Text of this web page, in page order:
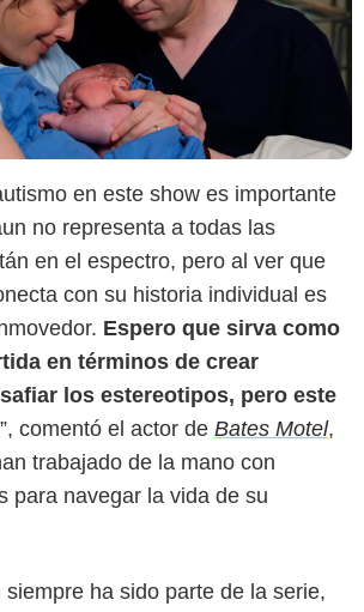
en este show es importante
no representa a todas las
en el espectro, pero al ver que
con su historia individual es
Espero que sirva como
en términos de crear
los estereotipos, pero este
”, comentó el actor de Bates Motel,
trabajado de la mano con
para navegar la vida de su
siempre ha sido parte de la serie,